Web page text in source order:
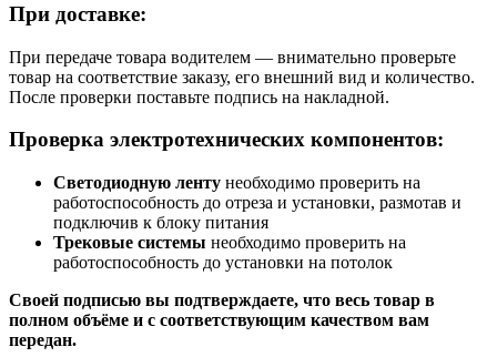
При доставке:
При передаче товара водителем — внимательно проверьте
товар на соответствие заказу, его внешний вид и количество.
После проверки поставьте подпись на накладной.
Проверка электротехнических компонентов:
Светодиодную ленту необходимо проверить на
работоспособность до отреза и установки, размотав и
подключив к блоку питания
Трековые системы необходимо проверить на
работоспособность до установки на потолок
Своей подписью вы подтверждаете, что весь товар в
полном объёме и с соответствующим качеством вам
передан.